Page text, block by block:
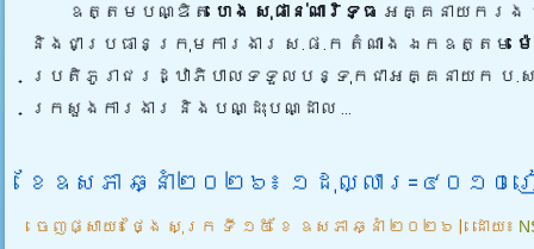
ឧត្តមបណ្ឌិត ហេង សុផាន់ណារិទ្ធ អគ្គនាយករង
និងជាប្រធានក្រុមការងារ ស.ផ.ក តំណាង ឯកឧត្តម
ប្រតិភូរាជរដ្ឋាភិបាលទទួលបន្ទុកជាអគ្គនាយក ប.ស.
ក្រសួងការងារ និងបណ្ដុះបណ្ដាល ...
ខែឧសភា ឆ្នាំ២០២៦៖ ១ដុល្លារ=៤០១០រ
ចេញផ្សាយ៖ ថ្ងៃ សុក្រ ទី ១៥ ខែ ឧសភា ឆ្នាំ ២០២៦ | ដោយ៖